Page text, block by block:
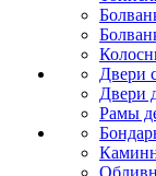
Двери
Двери
Рамы